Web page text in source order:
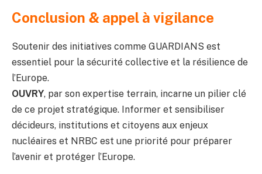
Conclusion & appel à vigilance
Soutenir des initiatives comme GUARDIANS est
essentiel pour la sécurité collective et la résilience de
l’Europe.
OUVRY, par son expertise terrain, incarne un pilier clé
de ce projet stratégique. Informer et sensibiliser
décideurs, institutions et citoyens aux enjeux
nucléaires et NRBC est une priorité pour préparer
l’avenir et protéger l’Europe.